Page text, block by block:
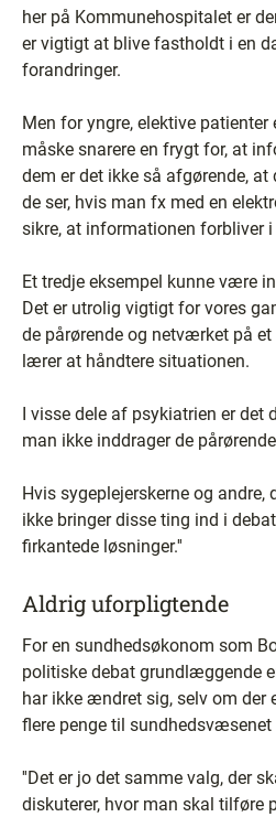
her på Kommunehospitalet er
er vigtigt at blive fastholdt i en
forandringer.
Men for yngre, elektive
måske snarere en frygt for, at
dem er det ikke så afgørende,
de ser, hvis man fx med en
sikre, at informationen forbliver i
Et tredje eksempel kunne være
Det er utrolig vigtigt for vores
de pårørende og netværket på
lærer at håndtere situationen.
I visse dele af psykiatrien er det
man ikke inddrager de
Hvis sygeplejerskerne og andre,
ikke bringer disse ting ind i
firkantede løsninger.''
Aldrig uforpligtende
For en sundhedsøkonom som
politiske debat grundlæggende
har ikke ændret sig, selv om der
flere penge til sundhedsvæsenet
''Det er jo det samme valg, der
diskuterer, hvor man skal tilføre